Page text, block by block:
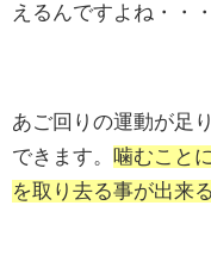
えるんですよね・・・
あご回りの運動が足
できます。 噛むこと
を取り去る事が出来る